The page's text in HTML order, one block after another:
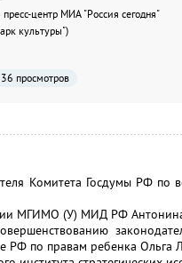
центр МИА "Россия сегодня"
культуры")
просмотров
Комитета Госдумы РФ
МГИМО (У) МИД РФ
РФ по правам ребенка Ольга